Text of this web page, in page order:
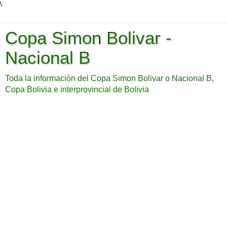
\
Copa Simon Bolivar -
Nacional B
Toda la información del Copa Simon Bolivar o Nacional B,
Copa Bolivia e interprovincial de Bolivia